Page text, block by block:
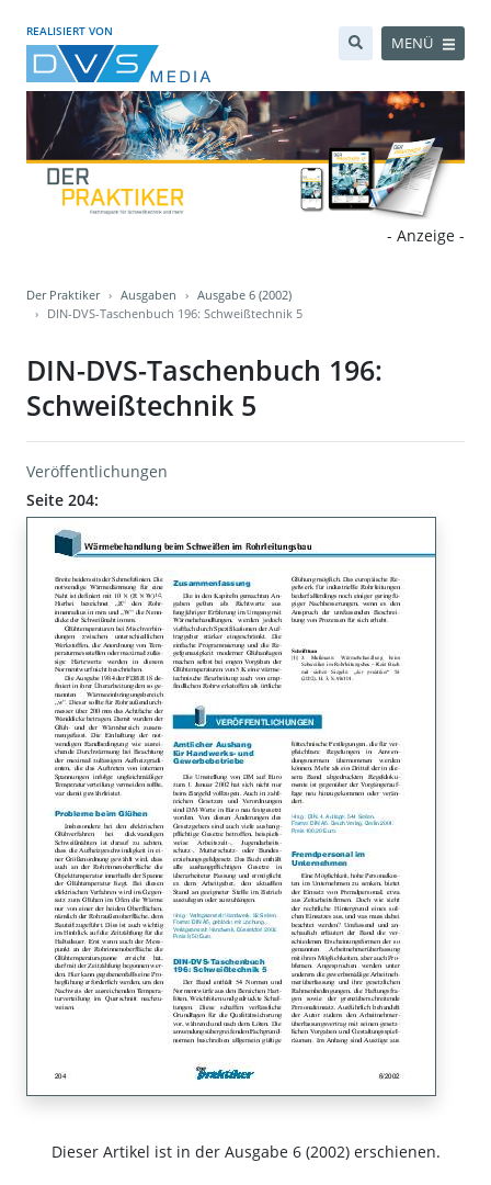
REALISIERT VON
MENÜ
- Anzeige -
Der Praktiker Ausgaben
Ausgabe 6 (2002)
DIN-DVS-Taschenbuch 196: Schweißtechnik 5
DIN-DVS-Taschenbuch 196:
Schweißtechnik 5
Veröffentlichungen
Seite 204:
Dieser Artikel ist in der Ausgabe 6 (2002) erschienen.